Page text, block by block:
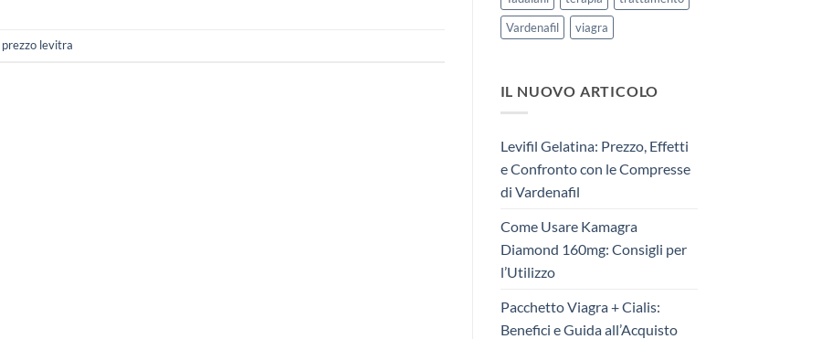
levitra
Vardenafil
viagra
IL NUOVO ARTICOLO
Levifil Gelatina: Prezzo, Effetti
e Confronto con le Compresse
di Vardenafil
Come Usare Kamagra
Diamond 160mg: Consigli per
l’Utilizzo
Pacchetto Viagra + Cialis:
Benefici e Guida all’Acquisto